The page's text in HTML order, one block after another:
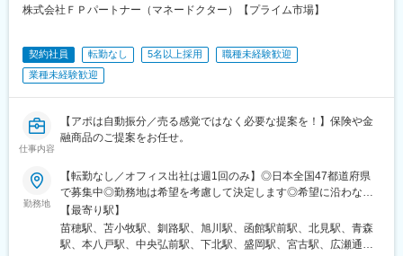
駅、徳島駅、阿南駅、片原町駅(香川県)、松山市駅、丸亀駅、はり
米駅、佐賀駅、平和公園駅、佐世保中央駅、水道町駅、大分駅、
中津駅(大分県)、宮崎駅、高見馬場駅、隼人駅、美栄橋駅、バスセ
ンター前駅、函館駅、弘前駅、青葉通一番町駅、愛宕橋駅、長井
駅、立川北駅、八王子駅、神田駅(東京都)、石川町駅、関内駅、新
高島駅、大庭駅、新富町駅(富山県)、福井城址大名町駅、遠州病院
京都市役所前駅、心斎橋駅、東梅田駅、元町駅(兵庫県)、三宮・花
時計前駅、山陽姫路駅、岡山駅、稲荷町駅(広島県)、中電前駅、眉
山ロープウェイ山麓駅、高松築港駅、堀詰駅、西小倉駅、東中間
駅、花畑駅、原爆資料館駅、中佐世保駅、通町筋駅、加治屋町
駅、牧志駅、市役所前駅(北海道)、勾当台公園駅、宮城野通駅、宇
株式会社ＦＰパートナー（マネードクター）【プライム市場】
契約社員 転勤なし 5名以上採用
職種未経験歓迎
業種未経験歓迎
仕事内容
【アポは自動振分／売る感覚ではなく必要な提案を！】保険や金
融商品のご提案をお任せ。
勤務地
【転勤なし／オフィス出社は週1回のみ】◎日本全国47都道府県
で募集中◎勤務地は希望を考慮して決定します◎希望に沿わない
転勤はありません＜本社＞■東京都台東区浅草橋1-1-8 FP浅草橋ビ
ル・JR中央・総武線『浅草橋駅』西口出口より徒歩約2分・都営
地下鉄浅草線『浅草橋駅』A2出口より徒歩約3分・JR総武線快速
【最寄り駅】
苗穂駅、苫小牧駅、釧路駅、旭川駅、函館駅前駅、北見駅、青森
駅、本八戸駅、中央弘前駅、下北駅、盛岡駅、宮古駅、広瀬通